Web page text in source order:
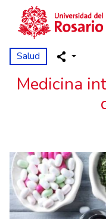
Pasar al contenido principal
Salud
Medicina